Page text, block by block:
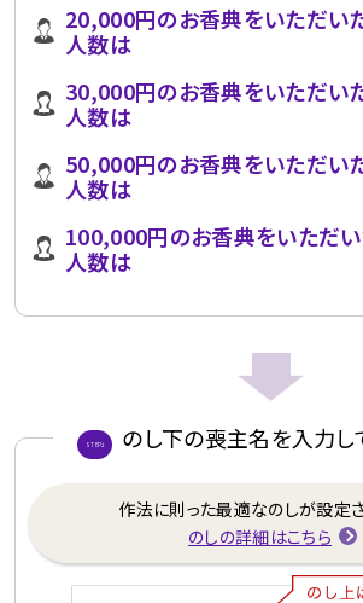
20,000円のお香典をいただい
人数は
30,000円のお香典をいただい
人数は
50,000円のお香典をいただい
人数は
100,000円のお香典をいただ
人数は
STEP2 のし下の喪主名を入力し
作法に則った最適なのしが設定
のしの詳細はこちら